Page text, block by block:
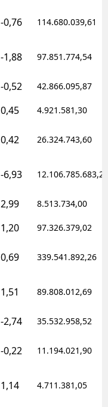
-0,76 114.680.039,61
-1,88 97.851.774,54
-0,52 42.866.095,87
0,45 4.921.581,30
0,42 26.324.743,60
-6,93 12.106.785.683,20
2,99 8.513.734,00
1,20 97.326.379,02
0,69 339.541.892,26
1,51 89.808.012,69
-2,74 35.532.958,52
-0,22 11.194.021,90
1,14 4.711.381,05